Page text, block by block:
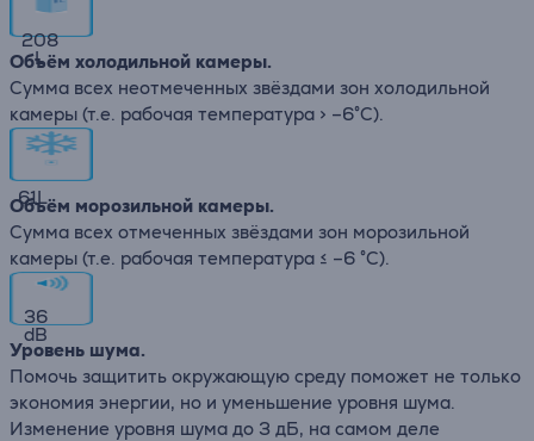
208
L
Объём холодильной камеры.
Сумма всех неотмеченных звёздами зон холодильной
камеры (т.е. рабочая температура > –6°C).
61L
Объём морозильной камеры.
Сумма всех отмеченных звёздами зон морозильной
камеры (т.е. рабочая температура ≤ –6 °C).
36
dB
Уровень шума.
Помочь защитить окружающую среду поможет не только
экономия энергии, но и уменьшение уровня шума.
Изменение уровня шума до 3 дБ, на самом деле